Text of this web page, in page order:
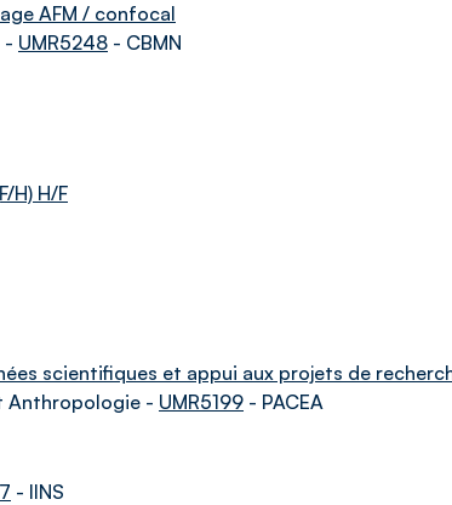
AFM / confocal
- UMR5248 - CBMN
H) H/F
scientifiques et appui aux projets de
Anthropologie - UMR5199 - PACEA
- IINS